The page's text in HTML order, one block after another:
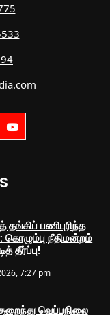
பணிபுரிந்த
நீதிமன்றம்
தீர்ப்பு!
7:27 pm
வெப்பநிலை